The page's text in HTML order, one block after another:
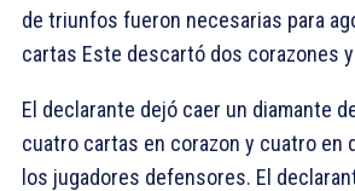
de triunfos fueron necesarias para
cartas Este descartó dos corazones
El declarante dejó caer un diamante
cuatro cartas en corazon y cuatro en
los jugadores defensores. El